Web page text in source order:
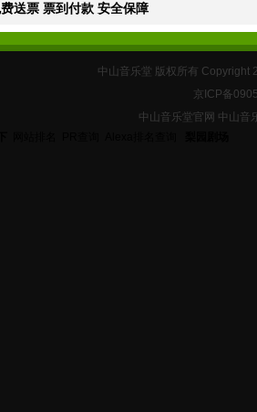
送票 票到付款 安全保障
中山音乐堂 版权所有
京ICP备
中山音乐堂官网 中山音